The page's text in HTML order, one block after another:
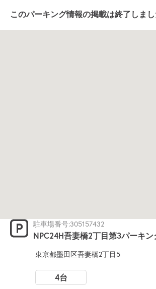
このパーキング情報の掲載は終了しまし
駐車場番号:305157432
NPC24H吾妻橋2丁目第3パーキン
東京都墨田区吾妻橋2丁目5
4台